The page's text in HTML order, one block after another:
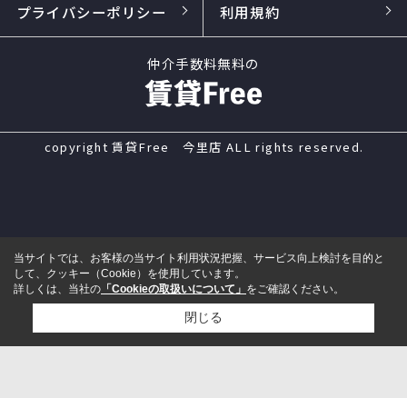
プライバシーポリシー 利用規約
仲介手数料無料の
copyright 賃貸Free 今里店 ALL rights reserved.
来店予約 電話
当サイトでは、お客様の当サイト利用状況把握、サービス向上検討を目的と
して、クッキー（Cookie）を使用しています。
詳しくは、当社の 「Cookieの取扱いについて」 をご確認ください。
閉じる